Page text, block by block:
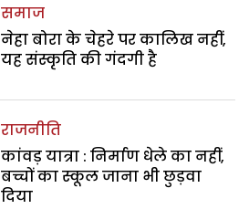
समाज
नेहा बोरा के चेहरे पर कालिख नहीं,
यह संस्कृति की गंदगी है
राजनीति
कांवड़ यात्रा : निर्माण धेले का नहीं,
बच्चों का स्कूल जाना भी छुड़वा
दिया